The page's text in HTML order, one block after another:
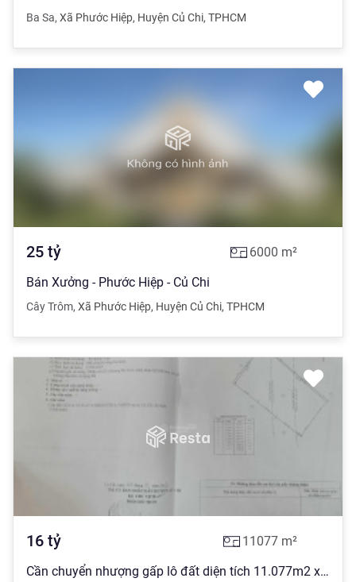
Ba Sa, Xã Phước Hiệp, Huyện Củ Chi, TPHCM
25 tỷ 6000 m²
Bán Xưởng - Phước Hiệp - Củ Chi
Cây Trôm, Xã Phước Hiệp, Huyện Củ Chi, TPHCM
16 tỷ 11077 m²
Cần chuyển nhượng gấp lô đất diện tích 11.077m2 xã Phước Hiệp, huyện Củ Chi